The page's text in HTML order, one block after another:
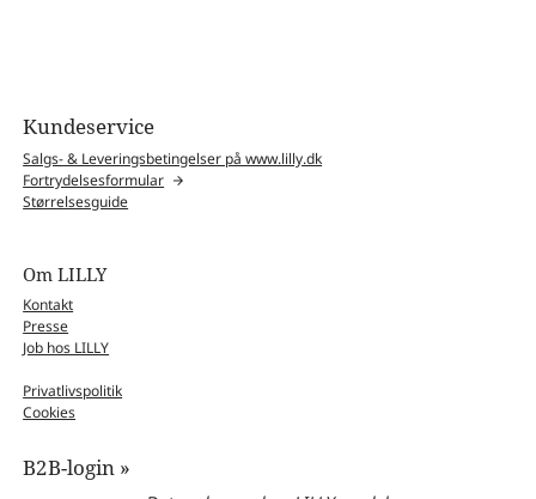
Kundeservice
Salgs- & Leveringsbetingelser på www.lilly.dk
Fortrydelsesformular
Størrelsesguide
Om LILLY
Kontakt
Presse
Job hos LILLY
Privatlivspolitik
Cookies
B2B-login »